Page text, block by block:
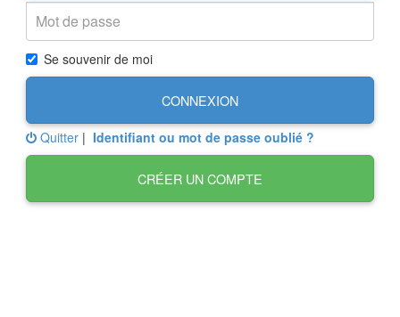
Se souvenir de moi
CONNEXION
Quitter | Identifiant ou mot de passe oublié ?
CRÉER UN COMPTE